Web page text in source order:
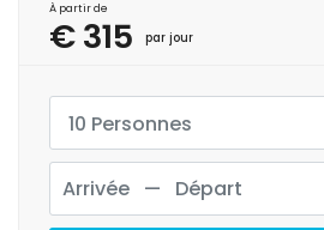
À partir de
€ 315 par jour
10 Personnes